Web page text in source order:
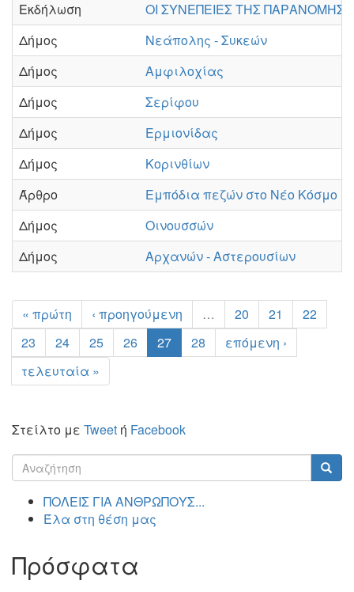
Εκδήλωση
ΟΙ ΣΥΝΕΠΕΙΕΣ ΤΗΣ
Δήμος
Νεάπολης - Συκεών
Δήμος
Αμφιλοχίας
Δήμος
Σερίφου
Δήμος
Ερμιονίδας
Δήμος
Κορινθίων
Άρθρο
Εμπόδια πεζών στο Νέο Κόσμο
Δήμος
Οινουσσών
Δήμος
Αρχανών - Αστερουσίων
« πρώτη ‹ προηγούμενη … 20 21
22
23
24 25 26 27 28
επόμενη ›
τελευταία »
Στείλτο με Tweet ή Facebook
Φόρμα
αναζήτησης
ΠΟΛΕΙΣ ΓΙΑ ΑΝΘΡΩΠΟΥΣ...
Έλα στη θέση μας
Πρόσφατα